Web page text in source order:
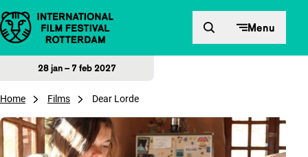
Direct naar inhoud Menu
28 jan – 7 feb 2027
Home Films Dear Lorde